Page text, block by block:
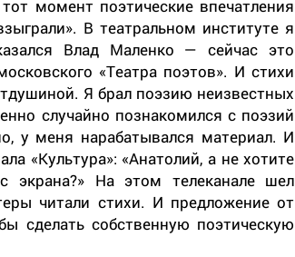
момент поэтические впечатления
В театральном институте я
Влад Маленко — сейчас это
«Театра поэтов». И стихи
Я брал поэзию неизвестных
случайно познакомился с поэзий
у меня нарабатывался материал. И
«Культура»: «Анатолий, а не хотите
На этом телеканале шел
читали стихи. И предложение от
сделать собственную поэтическую